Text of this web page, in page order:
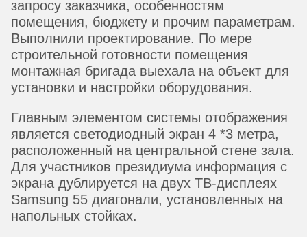
запросу заказчика, особенностям
помещения, бюджету и прочим параметрам.
Выполнили проектирование. По мере
строительной готовности помещения
монтажная бригада выехала на объект для
установки и настройки оборудования.
Главным элементом системы отображения
является светодиодный экран 4 *3 метра,
расположенный на центральной стене зала.
Для участников президиума информация с
экрана дублируется на двух ТВ-дисплеях
Samsung 55 диагонали, установленных на
напольных стойках.